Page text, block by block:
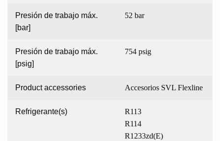
Presión de trabajo máx.
[bar]
52 bar
Presión de trabajo máx.
[psig]
754 psig
Product accessories Accesorios SVL Flexline
Refrigerante(s)
R113
R114
R1233zd(E)